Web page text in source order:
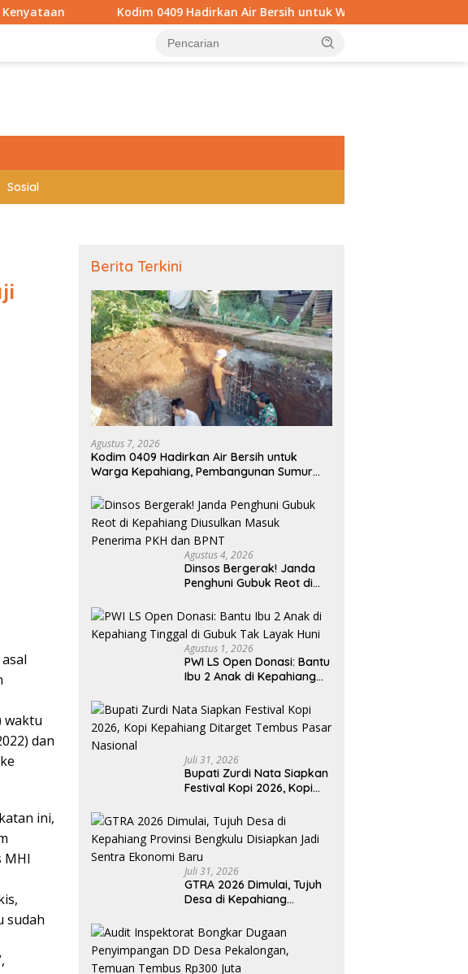
Kodim 0409 Hadirkan Air Bersih untuk Warga Kepahiang, Pembangunan Sumur
Sosial
waktu
dan
ini,
MHI
sudah
Berita Terkini
Agustus 7, 2026
Kodim 0409 Hadirkan Air Bersih untuk
Warga Kepahiang, Pembangunan Sumur
Agustus 4, 2026
Dinsos Bergerak! Janda
Penghuni Gubuk Reot di
Masuk Penerima PKH dan
BPNT
Agustus 1, 2026
PWI LS Open Donasi: Bantu
Ibu 2 Anak di Kepahiang
Layak Huni
Juli 31, 2026
Bupati Zurdi Nata Siapkan
Festival Kopi 2026, Kopi
Tembus Pasar Nasional
Juli 31, 2026
GTRA 2026 Dimulai, Tujuh
Desa di Kepahiang
Disiapkan Jadi Sentra
Ekonomi Baru